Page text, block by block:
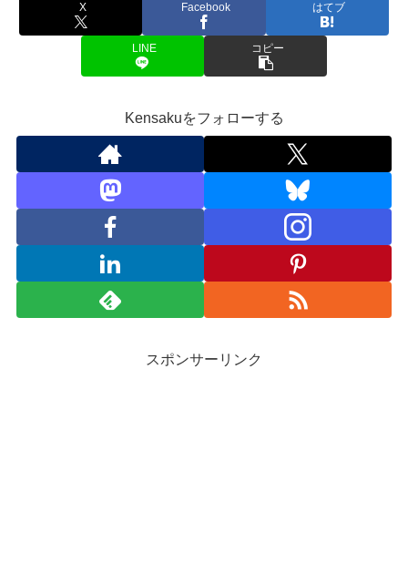
X Facebook はてブ
LINE コピー
Kensakuをフォローする
スポンサーリンク